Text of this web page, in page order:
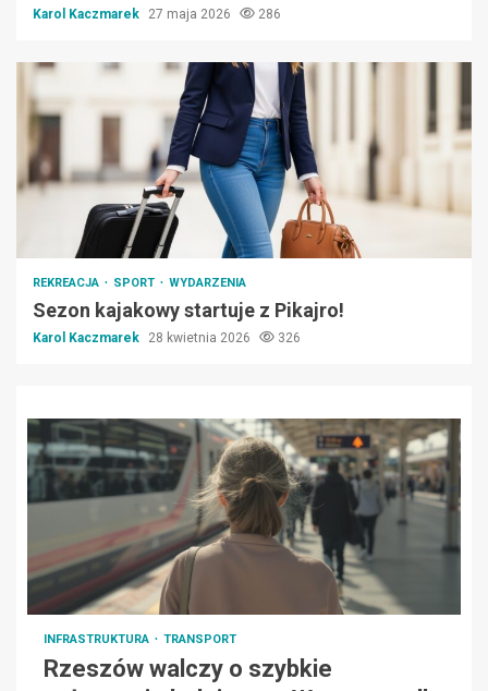
Karol Kaczmarek 27 maja 2026 286
REKREACJA SPORT WYDARZENIA
Sezon kajakowy startuje z Pikajro!
Karol Kaczmarek 28 kwietnia 2026 326
INFRASTRUKTURA TRANSPORT
Rzeszów walczy o szybkie